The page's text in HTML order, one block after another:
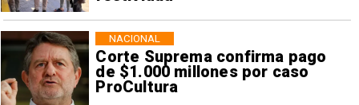
Corte Suprema confirma pago
de $1.000 millones por caso
ProCultura
NACIONAL